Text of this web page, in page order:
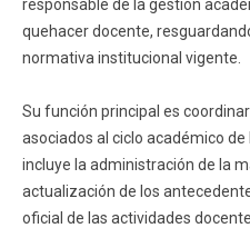
Funcionarios
responsable de la gestión
quehacer docente,
normativa institucional vigente.
Su función principal es
asociados al ciclo académico
incluye la administración de la
actualización de los
oficial de las actividades